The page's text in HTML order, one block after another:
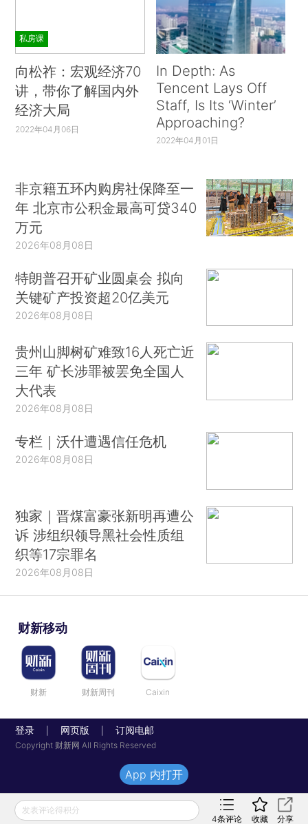
私房课
向松祚：宏观经济70
讲，带你了解国内外
经济大局
2022年04月06日
In Depth: As
Tencent Lays Off
Staff, Is Its ‘Winter’
Approaching?
2022年04月01日
非京籍五环内购房社保降至一
年 北京市公积金最高可贷340
万元
2026年08月08日
特朗普召开矿业圆桌会 拟向
关键矿产投资超20亿美元
2026年08月08日
贵州山脚树矿难致16人死亡近
三年 矿长涉罪被罢免全国人
大代表
2026年08月08日
专栏｜沃什遭遇信任危机
2026年08月08日
独家｜晋煤富豪张新明再遭公
诉 涉组织领导黑社会性质组
织等17宗罪名
2026年08月08日
财新移动
财新 财新周刊 Caixin
登录 网页版 订阅电邮
Copyright 财新网 All Rights Reserved
发表评论得积分
4条评论 收藏 分享
App 内打开